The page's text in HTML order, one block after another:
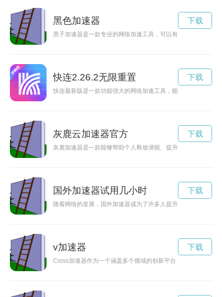
黑色加速器
黑子加速器是一款专业的网络加速工具，可以有效提升网络连
下载
快连2.26.2无限重置
快连最新版是一款功能强大的网络加速工具，能够帮助用户提
下载
灰鹿云加速器官方
灰鹿加速器是一款能够帮助个人释放潜能、提升效率的工具。
下载
国外加速器试用几小时
随着网络的发展，国外加速器成为了许多人提升网络速度的利
下载
v加速器
Cross加速器作为一个涵盖多个领域的创新平台，致力于推动科
下载